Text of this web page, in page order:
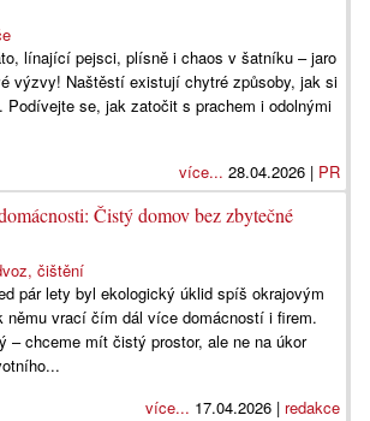
línající pejsci, plísně i chaos v šatníku – jaro
výzvy! Naštěstí existují chytré způsoby, jak si
Podívejte se, jak zatočit s prachem i odolnými
více... 28.04.2026 | PR
Čistý domov bez zbytečné
čištění
pár lety byl ekologický úklid spíš okrajovým
němu vrací čím dál více domácností i firem.
– chceme mít čistý prostor, ale ne na úkor
více... 17.04.2026 | redakce